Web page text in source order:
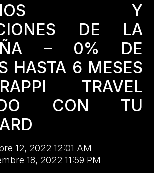
Y
DE LA
– 0% DE
HASTA 6 MESES
TRAVEL
CON TU
12, 2022 12:01 AM
18, 2022 11:59 PM